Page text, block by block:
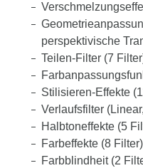
perspektivische
Teilen-Filter (7
Stilisieren-Effekte
Verlaufsfilter
Halbtoneffekte (5
Farbeffekte (8 Filter)
Farbblindheit (2